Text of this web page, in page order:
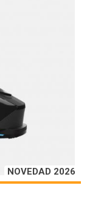
NOVEDAD 2026